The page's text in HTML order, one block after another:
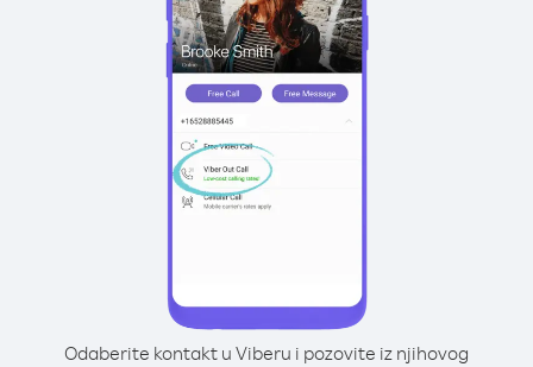
Odaberite kontakt u Viberu i pozovite iz njihovog